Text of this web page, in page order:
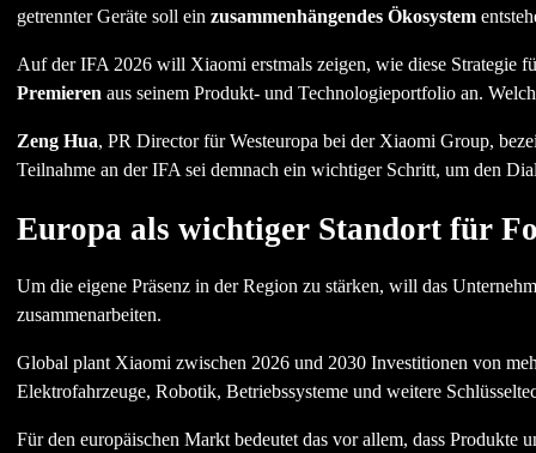
getrennter Geräte soll ein zusammenhängendes Ökosystem
Auf der IFA 2026 will Xiaomi erstmals zeigen, wie diese Strategie
Premieren aus seinem Produkt- und Technologieportfolio an.
Zeng Hua, PR Director für Westeuropa bei der Xiaomi Group,
Teilnahme an der IFA sei demnach ein wichtiger Schritt, um den
Europa als wichtiger Standort für
Um die eigene Präsenz in der Region zu stärken, will das
zusammenarbeiten.
Global plant Xiaomi zwischen 2026 und 2030 Investitionen von
Elektrofahrzeuge, Robotik, Betriebssysteme und weitere
Für den europäischen Markt bedeutet das vor allem, dass